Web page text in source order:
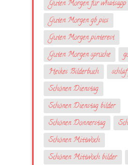
Guten Morgen für whatsapp
Guten Morgen gb pics
Guten Morgen pinterest
Guten Morgen sprüche
Heikes Bilderbuch
Schönen Dienstag
Schönen Dienstag bilder
Schönen Donnerstag
Schönen Mittwoch
Schönen Mittwoch bilder